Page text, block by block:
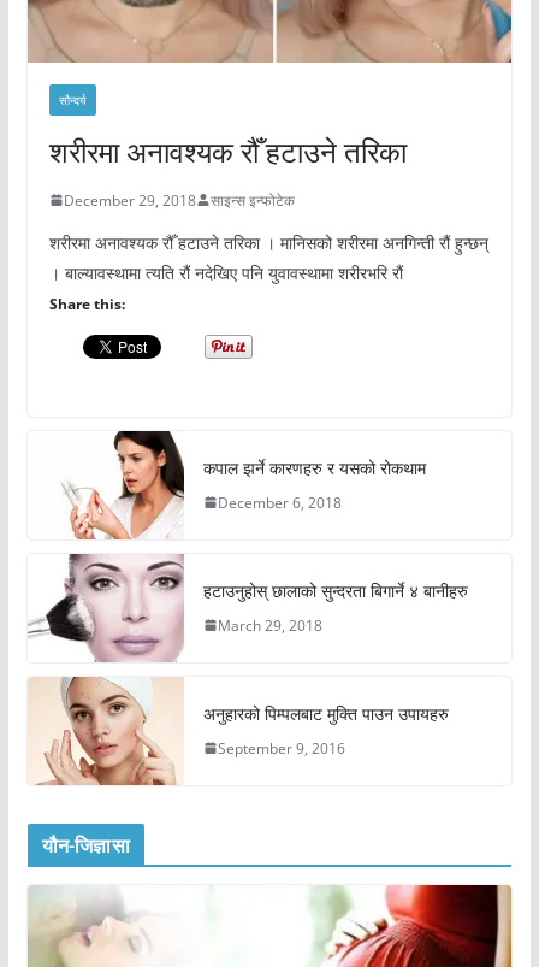
सौन्दर्य
शरीरमा अनावश्यक रौँ हटाउने तरिका
December 29, 2018 साइन्स इन्फोटेक
शरीरमा अनावश्यक रौँ हटाउने तरिका । मानिसको शरीरमा अनगिन्ती रौं हुन्छन्
। बाल्यावस्थामा त्यति रौं नदेखिए पनि युवावस्थामा शरीरभरि रौं
Share this:
कपाल झर्ने कारणहरु र यसको रोकथाम
December 6, 2018
हटाउनुहोस् छालाको सुन्दरता बिगार्ने ४ बानीहरु
March 29, 2018
अनुहारको पिम्पलबाट मुक्ति पाउन उपायहरु
September 9, 2016
यौन-जिज्ञासा